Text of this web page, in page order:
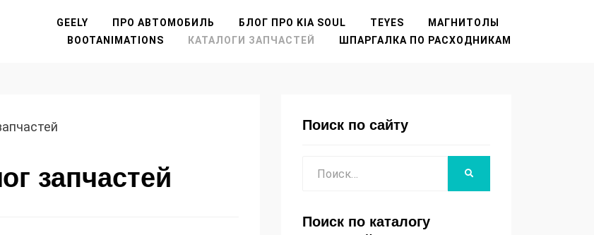
GEELY ПРО АВТОМОБИЛЬ БЛОГ ПРО KIA SOUL TEYES
МАГНИТОЛЫ
BOOTANIMATIONS
КАТАЛОГИ ЗАПЧАСТЕЙ ШПАРГАЛКА ПО РАСХОДНИКАМ
запчастей
Поиск по сайту
Поиск по каталогу